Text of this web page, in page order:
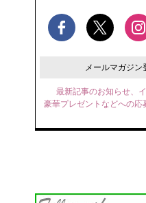
メールマガジン
最新記事のお知らせ、
豪華プレゼントなどへの応